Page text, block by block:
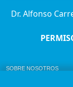
Dr. Alfonso
SOBRE NOSOTROS